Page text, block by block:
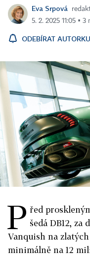
Eva Srpová
5. 2. 2025 11:05 ▪ 3
ODEBÍRAT AUTORKU
P řed
šedá DB12,
Vanquish na
minimálně na 12